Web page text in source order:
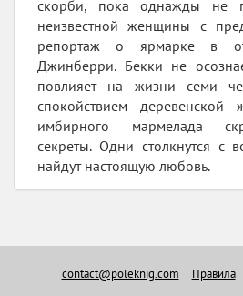
скорби, пока однажды не
неизвестной женщины с
репортаж о ярмарке в
Джинберри. Бекки не
повлияет на жизни семи
спокойствием
имбирного мармелада
секреты. Одни столкнутся с
найдут настоящую любовь.
contact@poleknig.com Правила